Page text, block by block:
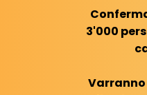
3'000